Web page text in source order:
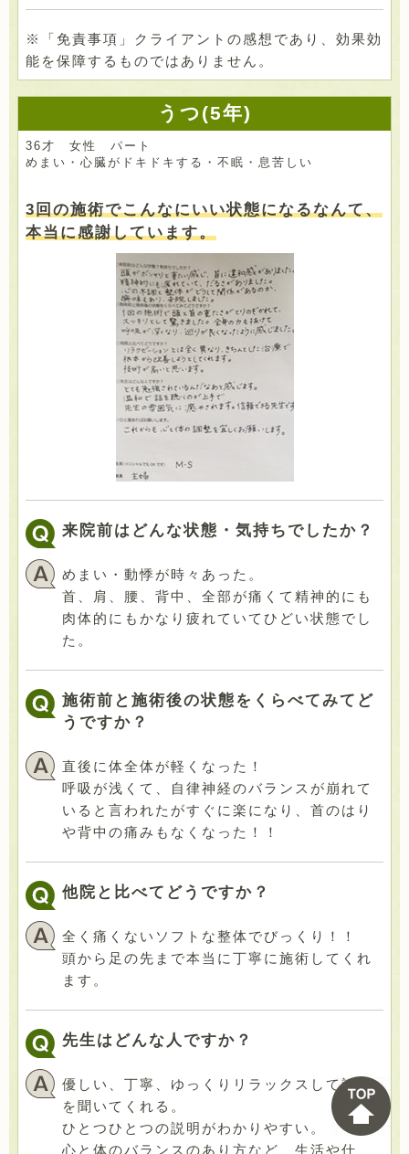
※「免責事項」クライアントの感想であり、効果効
能を保障するものではありません。
うつ(5年)
36才 女性 パート
めまい・心臓がドキドキする・不眠・息苦しい
3回の施術でこんなにいい状態になるなんて、
本当に感謝しています。
来院前はどんな状態・気持ちでしたか？
めまい・動悸が時々あった。
首、肩、腰、背中、全部が痛くて精神的にも
肉体的にもかなり疲れていてひどい状態でし
た。
施術前と施術後の状態をくらべてみてど
うですか？
直後に体全体が軽くなった！
呼吸が浅くて、自律神経のバランスが崩れて
いると言われたがすぐに楽になり、首のはり
や背中の痛みもなくなった！！
他院と比べてどうですか？
全く痛くないソフトな整体でびっくり！！
頭から足の先まで本当に丁寧に施術してくれ
ます。
先生はどんな人ですか？
優しい、丁寧、ゆっくりリラックスして話し
を聞いてくれる。
ひとつひとつの説明がわかりやすい。
心と体のバランスのあり方など、生活や仕